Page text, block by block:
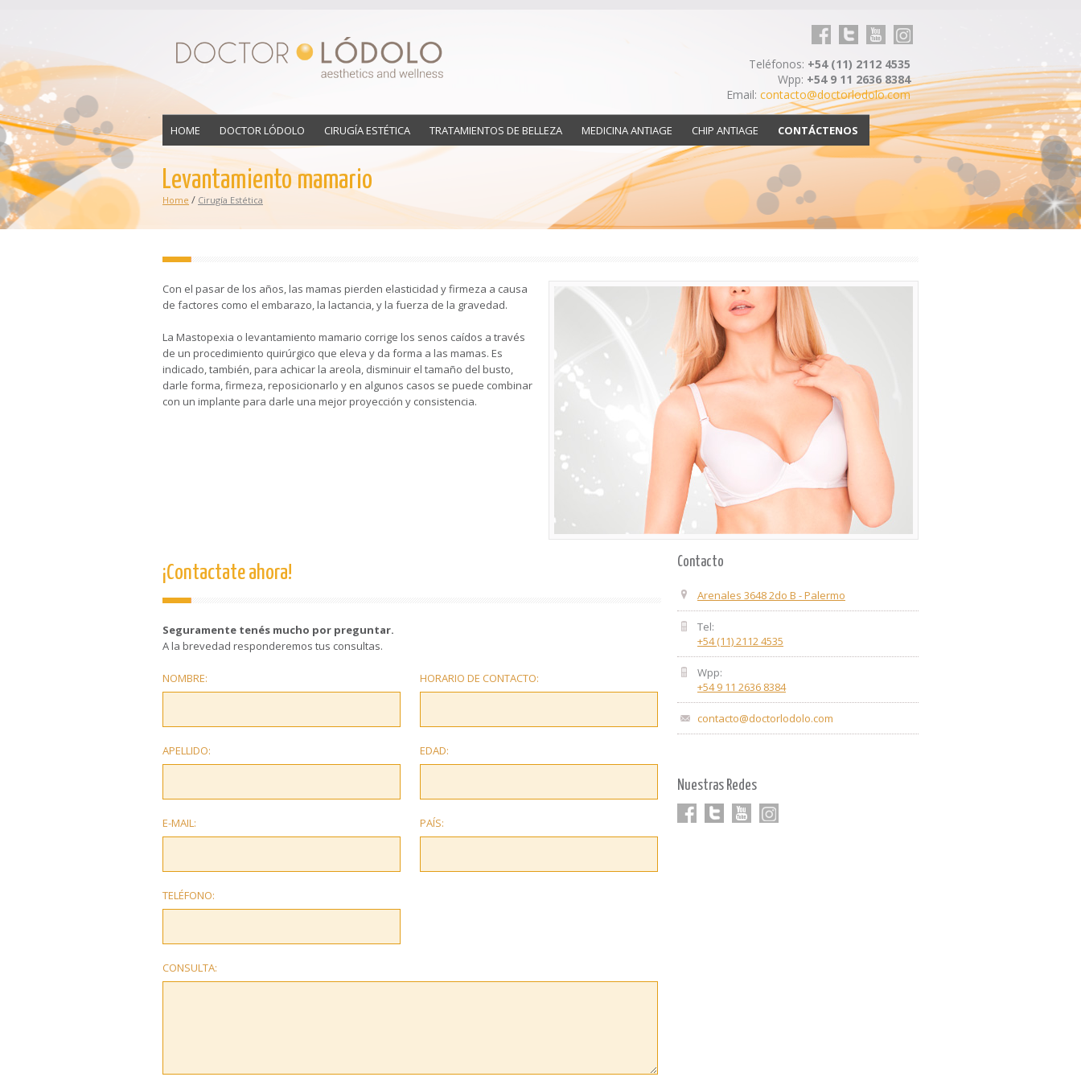
Teléfonos: +54 (11) 2112 4535
Wpp: +54 9 11 2636 8384
Email: contacto@doctorlodolo.com
HOME DOCTOR LÓDOLO CIRUGÍA ESTÉTICA TRATAMIENTOS DE BELLEZA MEDICINA ANTIAGE CHIP ANTIAGE CONTÁCTENOS
Levantamiento mamario
Home / Cirugía Estética
Con el pasar de los años, las mamas pierden elasticidad y firmeza a causa
de factores como el embarazo, la lactancia, y la fuerza de la gravedad.
La Mastopexia o levantamiento mamario corrige los senos caídos a través
de un procedimiento quirúrgico que eleva y da forma a las mamas. Es
indicado, también, para achicar la areola, disminuir el tamaño del busto,
darle forma, firmeza, reposicionarlo y en algunos casos se puede combinar
con un implante para darle una mejor proyección y consistencia.
¡Contactate ahora!
Seguramente tenés mucho por preguntar.
A la brevedad responderemos tus consultas.
NOMBRE:
APELLIDO:
E-MAIL:
TELÉFONO:
HORARIO DE CONTACTO:
EDAD:
PAÍS:
CONSULTA:
Contacto
Arenales 3648 2do B - Palermo
Tel:
+54 (11) 2112 4535
Wpp:
+54 9 11 2636 8384
contacto@doctorlodolo.com
Nuestras Redes